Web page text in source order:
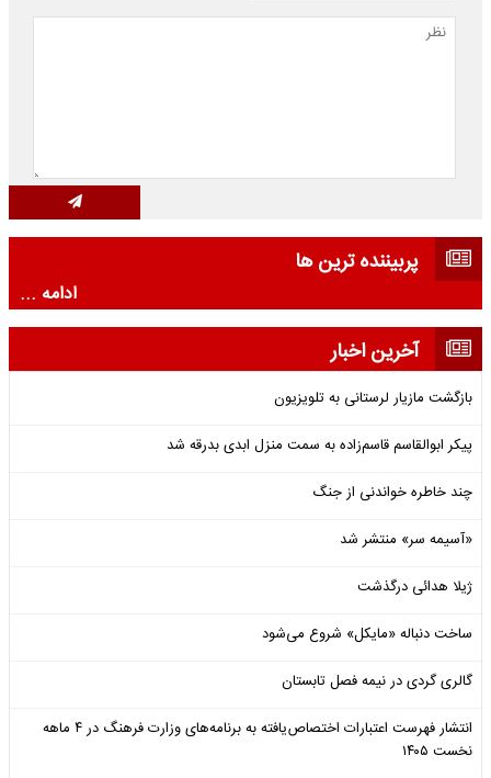
پربیننده ترین ها
ادامه ...
آخرین اخبار
بازگشت مازیار لرستانی به تلویزیون
پیکر ابوالقاسم قاسم‌زاده به سمت منزل ابدی بدرقه شد
چند خاطره خواندنی از جنگ
«آسیمه سر» منتشر شد
ژیلا هدائی درگذشت
ساخت دنباله «مایکل» شروع می‌شود
گالری گردی در نیمه فصل تابستان
انتشار فهرست اعتبارات اختصاص‌یافته به برنامه‌های وزارت فرهنگ در ۴ ماهه
نخست ۱۴۰۵